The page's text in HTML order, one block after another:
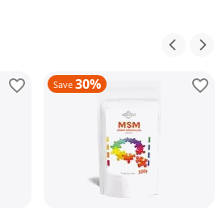
Save 30%